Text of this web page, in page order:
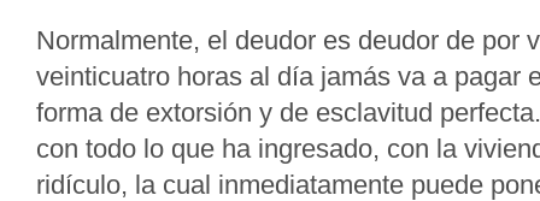
Normalmente, el deudor es deudor de por
veinticuatro horas al día jamás va a pagar
forma de extorsión y de esclavitud
con todo lo que ha ingresado, con la
ridículo, la cual inmediatamente puede